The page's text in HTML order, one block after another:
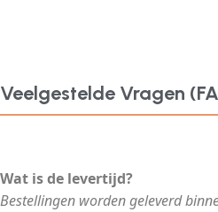
Veelgestelde Vragen
Wat is de levertijd?
Bestellingen worden geleverd